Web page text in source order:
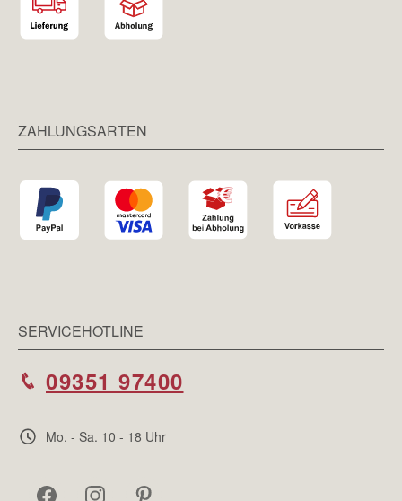
ZAHLUNGSARTEN
SERVICEHOTLINE
09351 97400
Mo. - Sa. 10 - 18 Uhr